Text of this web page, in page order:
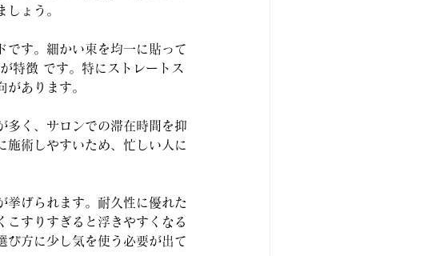
ょう。
です。細かい束を均一に貼って
特徴 です。特にストレートス
あります。
多く、サロンでの滞在時間を抑
施術しやすいため、忙しい人に
挙げられます。耐久性に優れた
こすりすぎると浮きやすくなる
び方に少し気を使う必要が出て